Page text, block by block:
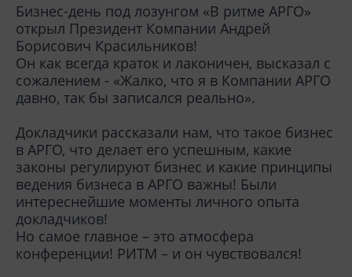
Бизнес-день под лозунгом «В ритме АРГО»
открыл Президент Компании Андрей
Борисович Красильников!
Он как всегда краток и лаконичен, высказал с
сожалением - «Жалко, что я в Компании АРГО
давно, так бы записался реально».
Докладчики рассказали нам, что такое бизнес
в АРГО, что делает его успешным, какие
законы регулируют бизнес и какие принципы
ведения бизнеса в АРГО важны! Были
интереснейшие моменты личного опыта
докладчиков!
Но самое главное – это атмосфера
конференции! РИТМ – и он чувствовался!